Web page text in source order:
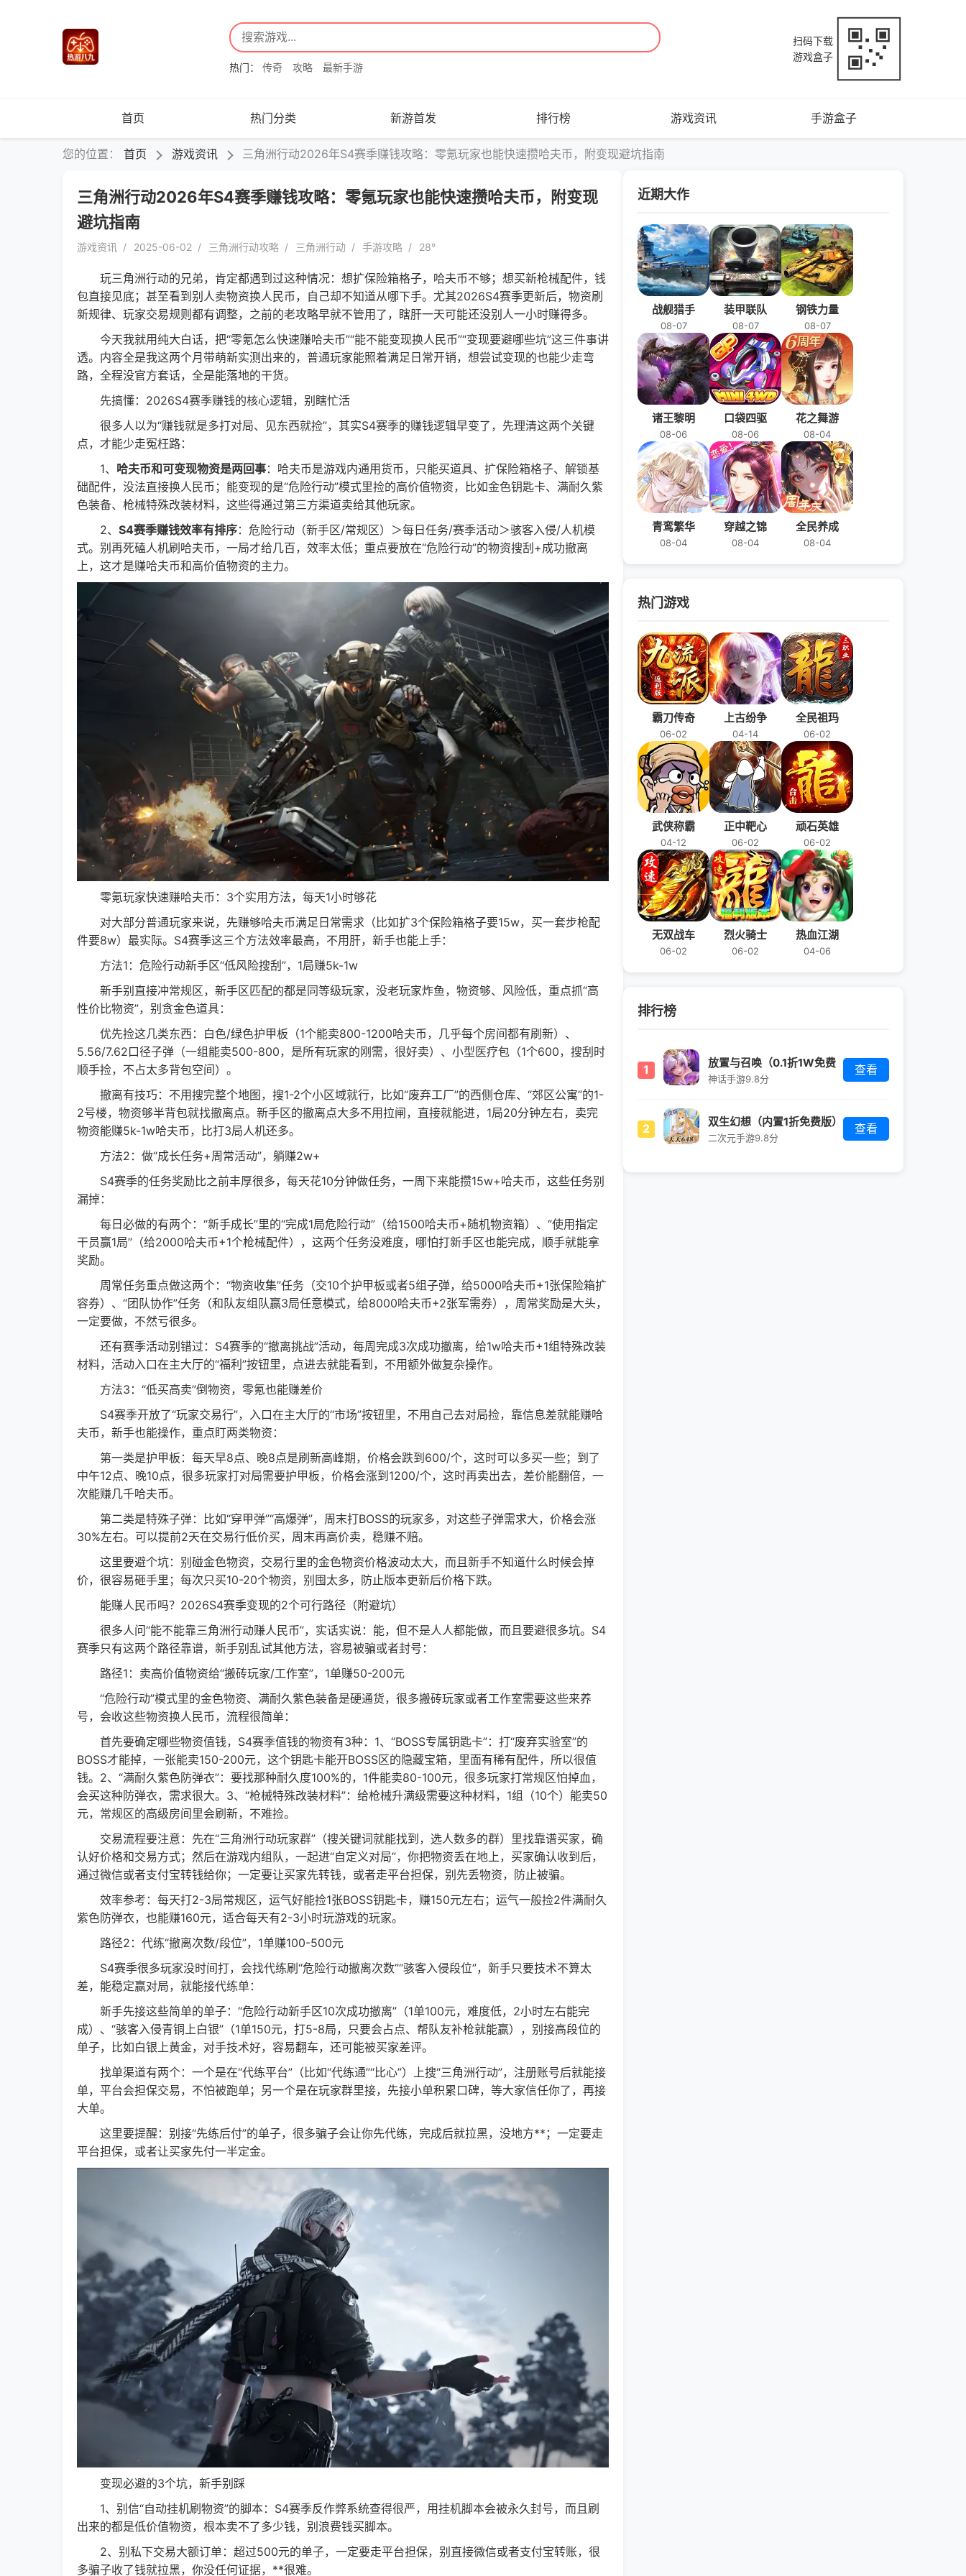
热门： 传奇 攻略 最新手游
扫码下载
游戏盒子
首页 热门分类 新游首发 排行榜 游戏资讯 手游盒子
您的位置： 首页 游戏资讯 三角洲行动2026年S4赛季赚钱攻略：零氪玩家也能快速攒哈夫币，附变现避坑指南
三角洲行动2026年S4赛季赚钱攻略：零氪玩家也能快速攒哈夫币，附变现
避坑指南
游戏资讯 2025-06-02 三角洲行动攻略 三角洲行动 手游攻略 28°
玩三角洲行动的兄弟，肯定都遇到过这种情况：想扩保险箱格子，哈夫币不够；想买新枪械配件，钱
包直接见底；甚至看到别人卖物资换人民币，自己却不知道从哪下手。尤其2026S4赛季更新后，物资刷
新规律、玩家交易规则都有调整，之前的老攻略早就不管用了，瞎肝一天可能还没别人一小时赚得多。
今天我就用纯大白话，把“零氪怎么快速赚哈夫币”“能不能变现换人民币”“变现要避哪些坑”这三件事讲
透。内容全是我这两个月带萌新实测出来的，普通玩家能照着满足日常开销，想尝试变现的也能少走弯
路，全程没官方套话，全是能落地的干货。
先搞懂：2026S4赛季赚钱的核心逻辑，别瞎忙活
很多人以为“赚钱就是多打对局、见东西就捡”，其实S4赛季的赚钱逻辑早变了，先理清这两个关键
点，才能少走冤枉路：
1、 哈夫币和可变现物资是两回事：哈夫币是游戏内通用货币，只能买道具、扩保险箱格子、解锁基
础配件，没法直接换人民币；能变现的是“危险行动”模式里捡的高价值物资，比如金色钥匙卡、满耐久紫
色装备、枪械特殊改装材料，这些得通过第三方渠道卖给其他玩家。
2、 S4赛季赚钱效率有排序：危险行动（新手区/常规区）＞每日任务/赛季活动＞骇客入侵/人机模
式。别再死磕人机刷哈夫币，一局才给几百，效率太低；重点要放在“危险行动”的物资搜刮+成功撤离
上，这才是赚哈夫币和高价值物资的主力。
零氪玩家快速赚哈夫币：3个实用方法，每天1小时够花
对大部分普通玩家来说，先赚够哈夫币满足日常需求（比如扩3个保险箱格子要15w，买一套步枪配
件要8w）最实际。S4赛季这三个方法效率最高，不用肝，新手也能上手：
方法1：危险行动新手区“低风险搜刮”，1局赚5k-1w
新手别直接冲常规区，新手区匹配的都是同等级玩家，没老玩家炸鱼，物资够、风险低，重点抓“高
性价比物资”，别贪金色道具：
优先捡这几类东西：白色/绿色护甲板（1个能卖800-1200哈夫币，几乎每个房间都有刷新）、
5.56/7.62口径子弹（一组能卖500-800，是所有玩家的刚需，很好卖）、小型医疗包（1个600，搜刮时
顺手捡，不占太多背包空间）。
撤离有技巧：不用搜完整个地图，搜1-2个小区域就行，比如“废弃工厂”的西侧仓库、“郊区公寓”的1-
2号楼，物资够半背包就找撤离点。新手区的撤离点大多不用拉闸，直接就能进，1局20分钟左右，卖完
物资能赚5k-1w哈夫币，比打3局人机还多。
方法2：做“成长任务+周常活动”，躺赚2w+
S4赛季的任务奖励比之前丰厚很多，每天花10分钟做任务，一周下来能攒15w+哈夫币，这些任务别
漏掉：
每日必做的有两个：“新手成长”里的“完成1局危险行动”（给1500哈夫币+随机物资箱）、“使用指定
干员赢1局”（给2000哈夫币+1个枪械配件），这两个任务没难度，哪怕打新手区也能完成，顺手就能拿
奖励。
周常任务重点做这两个：“物资收集”任务（交10个护甲板或者5组子弹，给5000哈夫币+1张保险箱扩
容券）、“团队协作”任务（和队友组队赢3局任意模式，给8000哈夫币+2张军需券），周常奖励是大头，
一定要做，不然亏很多。
还有赛季活动别错过：S4赛季的“撤离挑战”活动，每周完成3次成功撤离，给1w哈夫币+1组特殊改装
材料，活动入口在主大厅的“福利”按钮里，点进去就能看到，不用额外做复杂操作。
方法3：“低买高卖”倒物资，零氪也能赚差价
S4赛季开放了“玩家交易行”，入口在主大厅的“市场”按钮里，不用自己去对局捡，靠信息差就能赚哈
夫币，新手也能操作，重点盯两类物资：
第一类是护甲板：每天早8点、晚8点是刷新高峰期，价格会跌到600/个，这时可以多买一些；到了
中午12点、晚10点，很多玩家打对局需要护甲板，价格会涨到1200/个，这时再卖出去，差价能翻倍，一
次能赚几千哈夫币。
第二类是特殊子弹：比如“穿甲弹”“高爆弹”，周末打BOSS的玩家多，对这些子弹需求大，价格会涨
30%左右。可以提前2天在交易行低价买，周末再高价卖，稳赚不赔。
这里要避个坑：别碰金色物资，交易行里的金色物资价格波动太大，而且新手不知道什么时候会掉
价，很容易砸手里；每次只买10-20个物资，别囤太多，防止版本更新后价格下跌。
能赚人民币吗？2026S4赛季变现的2个可行路径（附避坑）
很多人问“能不能靠三角洲行动赚人民币”，实话实说：能，但不是人人都能做，而且要避很多坑。S4
赛季只有这两个路径靠谱，新手别乱试其他方法，容易被骗或者封号：
路径1：卖高价值物资给“搬砖玩家/工作室”，1单赚50-200元
“危险行动”模式里的金色物资、满耐久紫色装备是硬通货，很多搬砖玩家或者工作室需要这些来养
号，会收这些物资换人民币，流程很简单：
首先要确定哪些物资值钱，S4赛季值钱的物资有3种：1、“BOSS专属钥匙卡”：打“废弃实验室”的
BOSS才能掉，一张能卖150-200元，这个钥匙卡能开BOSS区的隐藏宝箱，里面有稀有配件，所以很值
钱。2、“满耐久紫色防弹衣”：要找那种耐久度100%的，1件能卖80-100元，很多玩家打常规区怕掉血，
会买这种防弹衣，需求很大。3、“枪械特殊改装材料”：给枪械升满级需要这种材料，1组（10个）能卖50
元，常规区的高级房间里会刷新，不难捡。
交易流程要注意：先在“三角洲行动玩家群”（搜关键词就能找到，选人数多的群）里找靠谱买家，确
认好价格和交易方式；然后在游戏内组队，一起进“自定义对局”，你把物资丢在地上，买家确认收到后，
通过微信或者支付宝转钱给你；一定要让买家先转钱，或者走平台担保，别先丢物资，防止被骗。
效率参考：每天打2-3局常规区，运气好能捡1张BOSS钥匙卡，赚150元左右；运气一般捡2件满耐久
紫色防弹衣，也能赚160元，适合每天有2-3小时玩游戏的玩家。
路径2：代练“撤离次数/段位”，1单赚100-500元
S4赛季很多玩家没时间打，会找代练刷“危险行动撤离次数”“骇客入侵段位”，新手只要技术不算太
差，能稳定赢对局，就能接代练单：
新手先接这些简单的单子：“危险行动新手区10次成功撤离”（1单100元，难度低，2小时左右能完
成）、“骇客入侵青铜上白银”（1单150元，打5-8局，只要会占点、帮队友补枪就能赢），别接高段位的
单子，比如白银上黄金，对手技术好，容易翻车，还可能被买家差评。
找单渠道有两个：一个是在“代练平台”（比如“代练通”“比心”）上搜“三角洲行动”，注册账号后就能接
单，平台会担保交易，不怕被跑单；另一个是在玩家群里接，先接小单积累口碑，等大家信任你了，再接
大单。
这里要提醒：别接“先练后付”的单子，很多骗子会让你先代练，完成后就拉黑，没地方**；一定要走
平台担保，或者让买家先付一半定金。
变现必避的3个坑，新手别踩
1、别信“自动挂机刷物资”的脚本：S4赛季反作弊系统查得很严，用挂机脚本会被永久封号，而且刷
出来的都是低价值物资，根本卖不了多少钱，别浪费钱买脚本。
2、别私下交易大额订单：超过500元的单子，一定要走平台担保，别直接微信或者支付宝转账，很
多骗子收了钱就拉黑，你没任何证据，**很难。
近期大作
战舰猎手
08-07
装甲联队
08-07
钢铁力量
08-07
诸王黎明
08-06
口袋四驱
08-06
花之舞游
08-04
青鸾繁华
08-04
穿越之锦
08-04
全民养成
08-04
热门游戏
霸刀传奇
06-02
上古纷争
04-14
全民祖玛
06-02
武侠称霸
04-12
正中靶心
06-02
顽石英雄
06-02
无双战车
06-02
烈火骑士
06-02
热血江湖
04-06
排行榜
1
放置与召唤（0.1折1W免费
版）
神话手游9.8分
查看
2 双生幻想（内置1折免费版）
二次元手游9.8分
查看